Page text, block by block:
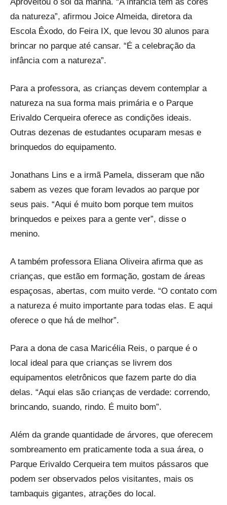
da natureza”, afirmou Joice Almeida, diretora da
Escola Êxodo, do Feira IX, que levou 30 alunos para
brincar no parque até cansar. “É a celebração da
infância com a natureza”.
Para a professora, as crianças devem contemplar a
natureza na sua forma mais primária e o Parque
Erivaldo Cerqueira oferece as condições ideais.
Outras dezenas de estudantes ocuparam mesas e
brinquedos do equipamento.
Jonathans Lins e a irmã Pamela, disseram que não
sabem as vezes que foram levados ao parque por
seus pais. “Aqui é muito bom porque tem muitos
brinquedos e peixes para a gente ver”, disse o
menino.
A também professora Eliana Oliveira afirma que as
crianças, que estão em formação, gostam de áreas
espaçosas, abertas, com muito verde. “O contato com
a natureza é muito importante para todas elas. E aqui
oferece o que há de melhor”.
Para a dona de casa Maricélia Reis, o parque é o
local ideal para que crianças se livrem dos
equipamentos eletrônicos que fazem parte do dia
delas. “Aqui elas são crianças de verdade: correndo,
brincando, suando, rindo. É muito bom”.
Além da grande quantidade de árvores, que oferecem
sombreamento em praticamente toda a sua área, o
Parque Erivaldo Cerqueira tem muitos pássaros que
podem ser observados pelos visitantes, mais os
tambaquis gigantes, atrações do local.